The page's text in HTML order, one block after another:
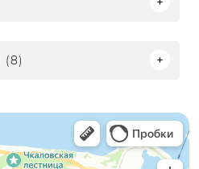
в Нижнем Новгороде